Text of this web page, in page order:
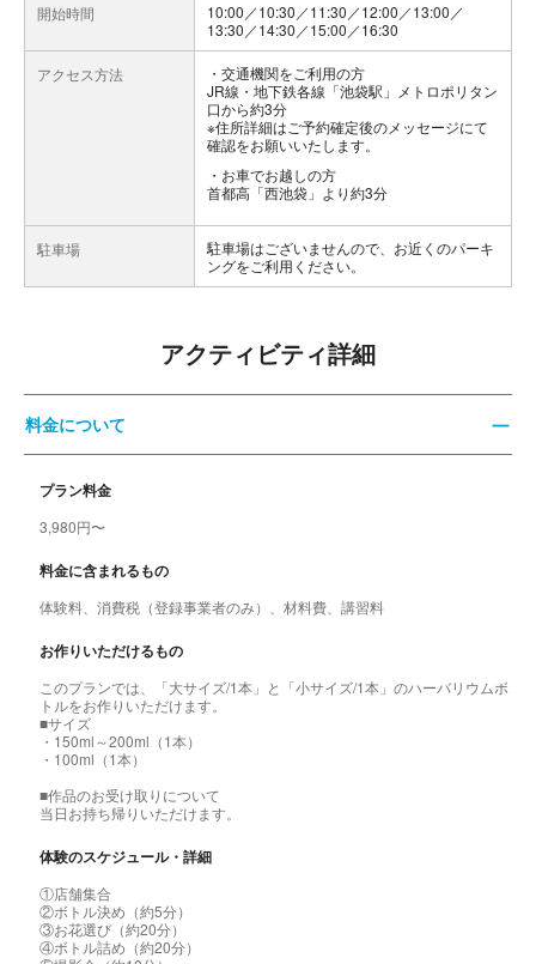
開始時間
10:00／10:30／11:30／12:00／13:00／
13:30／14:30／15:00／16:30
アクセス方法
交通機関をご利用の方
JR線・地下鉄各線「池袋駅」メトロポリタン
口から約3分
※住所詳細はご予約確定後のメッセージにて
確認をお願いいたします。
お車でお越しの方
首都高「西池袋」より約3分
駐車場
駐車場はございませんので、お近くのパーキ
ングをご利用ください。
アクティビティ詳細
料金について
プラン料金
3,980円〜
料金に含まれるもの
体験料、消費税（登録事業者のみ）、材料費、講習料
お作りいただけるもの
このプランでは、「大サイズ/1本」と「小サイズ/1本」のハーバリウムボ
トルをお作りいただけます。
■サイズ
・150ml～200ml（1本）
・100ml（1本）
■作品のお受け取りについて
当日お持ち帰りいただけます。
体験のスケジュール・詳細
①店舗集合
②ボトル決め（約5分）
③お花選び（約20分）
④ボトル詰め（約20分）